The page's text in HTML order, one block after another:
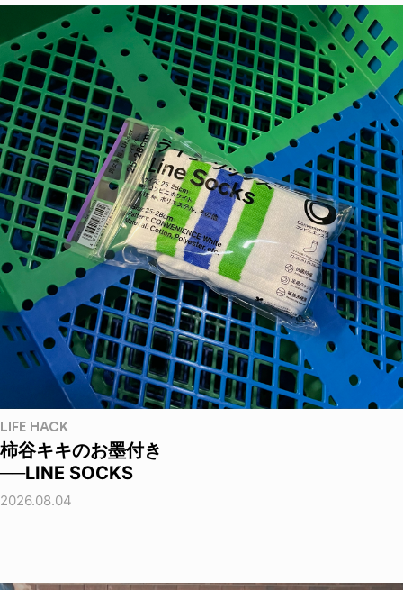
LIFE HACK
柿谷キキのお墨付き
──LINE SOCKS
2026.08.04